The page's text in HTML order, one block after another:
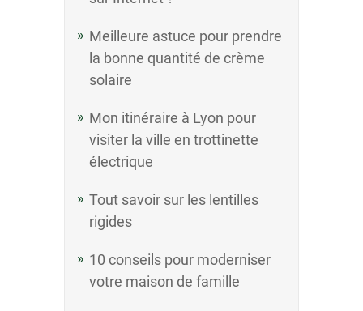
Meilleure astuce pour prendre
la bonne quantité de crème
solaire
Mon itinéraire à Lyon pour
visiter la ville en trottinette
électrique
Tout savoir sur les lentilles
rigides
10 conseils pour moderniser
votre maison de famille